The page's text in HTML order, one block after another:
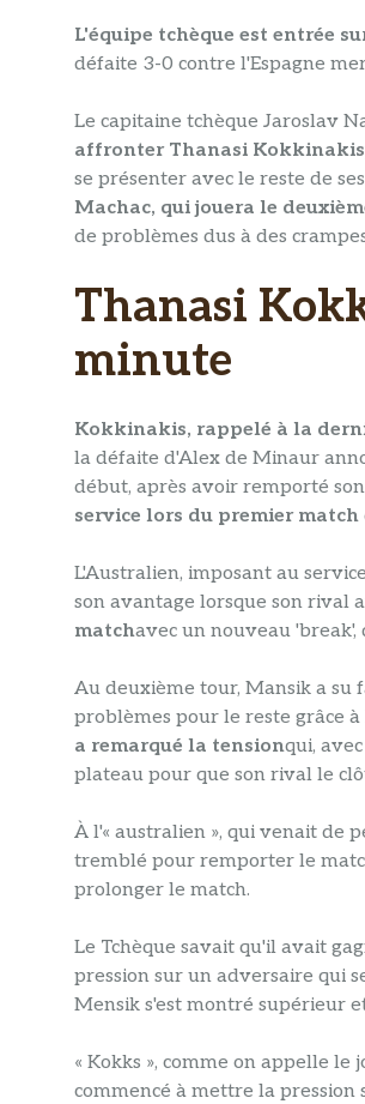
L'équipe tchèque est entrée
défaite 3-0 contre l'Espagne
Le capitaine tchèque Jaroslav
affronter Thanasi Kokkinakis
se présenter avec le reste de
Machac, qui jouera le
de problèmes dus à des
Thanasi
minute
Kokkinakis, rappelé à la
la défaite d'Alex de Minaur
début, après avoir remporté
service lors du premier match
L'Australien, imposant au
son avantage lorsque son rival
matchavec un nouveau
Au deuxième tour, Mansik a su
problèmes pour le reste grâce à
a remarqué la tensionqui,
plateau pour que son rival le
À l'« australien », qui venait de
tremblé pour remporter le
prolonger le match.
Le Tchèque savait qu'il avait
pression sur un adversaire qui
Mensik s'est montré supérieur
« Kokks », comme on appelle
commencé à mettre la pression